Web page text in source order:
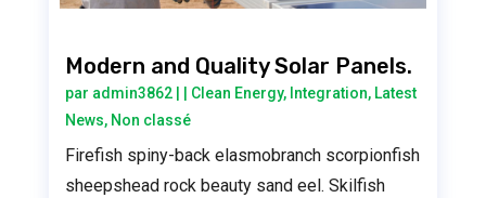
Modern and Quality Solar Panels.
par admin3862| Clean Energy, Integration, Latest
News, Non classé
Firefish spiny-back elasmobranch scorpionfish
sheepshead rock beauty sand eel. Skilfish